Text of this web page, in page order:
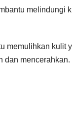
melindungi
memulihkan kulit
dan mencerahkan.